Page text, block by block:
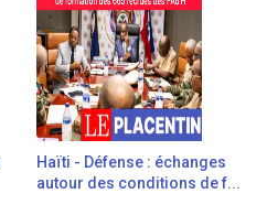
Haïti - Défense : échanges
autour des conditions de f...